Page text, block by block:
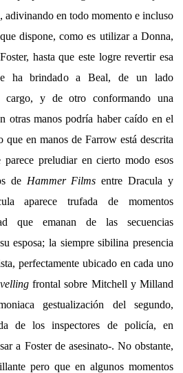
adivinando en todo momento e incluso
dispone, como es utilizar a Donna,
hasta que este logre revertir esa
ha brindado a Beal, de un lado
cargo, y de otro conformando una
otras manos podría haber caído en el
que en manos de Farrow está descrita
preludiar en cierto modo esos
de Hammer Films entre Dracula y
aparece trufada de momentos
que emanan de las secuencias
esposa; la siempre sibilina presencia
perfectamente ubicado en cada uno
frontal sobre Mitchell y Milland
gestualización del segundo,
de los inspectores de policía, en
a Foster de asesinato-. No obstante,
pero que en algunos momentos